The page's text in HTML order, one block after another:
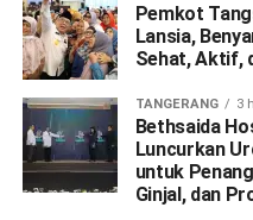
Pemkot
Lansia,
Sehat, Aktif,
TANGERANG 3
Bethsaida
Luncurkan
untuk
Ginjal, dan